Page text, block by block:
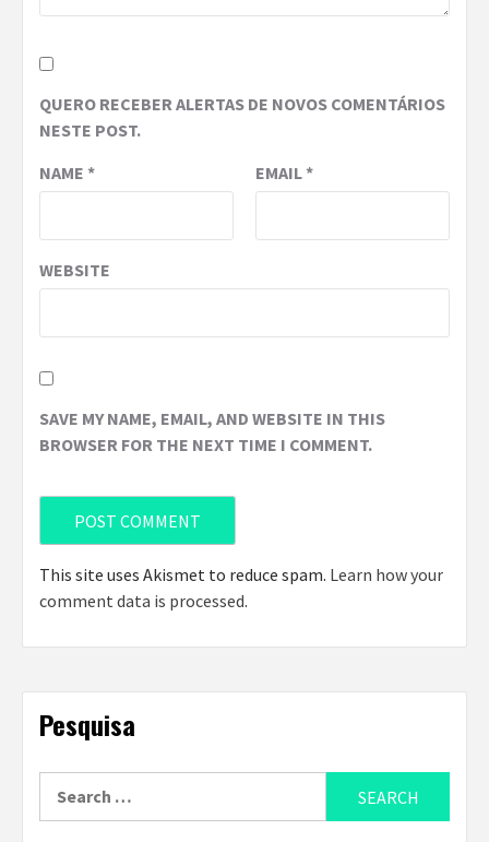
QUERO RECEBER ALERTAS DE NOVOS COMENTÁRIOS
NESTE POST.
NAME * EMAIL*
WEBSITE
SAVE MY NAME, EMAIL, AND WEBSITE IN THIS
BROWSER FOR THE NEXT TIME I COMMENT.
This site uses Akismet to reduce spam. Learn how your
comment data is processed.
Pesquisa